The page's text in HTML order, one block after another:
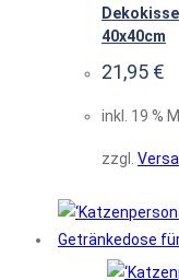
40x40cm
21,95 €
inkl. 19 %
zzgl.